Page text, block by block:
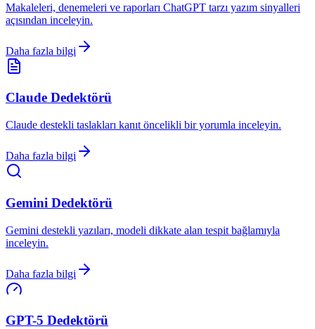
Makaleleri, denemeleri ve raporları ChatGPT tarzı yazım sinyalleri
açısından inceleyin.
Daha fazla bilgi
Claude Dedektörü
Claude destekli taslakları kanıt öncelikli bir yorumla inceleyin.
Daha fazla bilgi
Gemini Dedektörü
Gemini destekli yazıları, modeli dikkate alan tespit bağlamıyla
inceleyin.
Daha fazla bilgi
GPT-5 Dedektörü